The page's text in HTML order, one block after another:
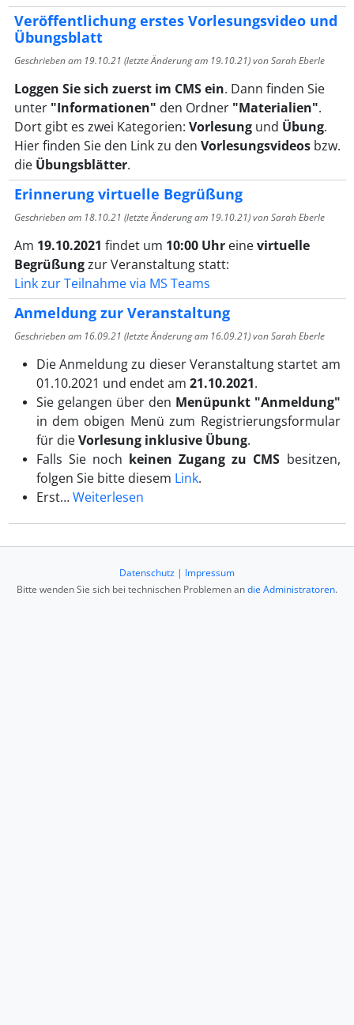
Veröffentlichung erstes Vorlesungsvideo und
Übungsblatt
Geschrieben am 19.10.21 (letzte Änderung am 19.10.21) von Sarah Eberle
Loggen Sie sich zuerst im CMS ein. Dann finden Sie
unter "Informationen" den Ordner "Materialien".
Dort gibt es zwei Kategorien: Vorlesungund Übung.
Hier finden Sie den Link zu den Vorlesungsvideos bzw.
die Übungsblätter.
Erinnerung virtuelle Begrüßung
Geschrieben am 18.10.21 (letzte Änderung am 19.10.21) von Sarah Eberle
Am 19.10.2021 findet um 10:00 Uhreinevirtuelle
Begrüßungzur Veranstaltung statt:
Link zur Teilnahme via MS Teams
Anmeldung zur Veranstaltung
Geschrieben am 16.09.21 (letzte Änderung am 16.09.21) von Sarah Eberle
Die Anmeldung zu dieser Veranstaltung startet am
01.10.2021 und endet am 21.10.2021.
Sie gelangen über den Menüpunkt "Anmeldung"
in dem obigen Menü zum Registrierungsformular
für dieVorlesung inklusive Übung.
Falls Sie noch keinen Zugang zu CMS besitzen,
folgen Sie bitte diesem Link.
Erst…Weiterlesen
Datenschutz | Impressum
Bitte wenden Sie sich bei technischen Problemen andie Administratoren.